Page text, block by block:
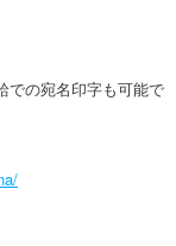
での宛名印字も可能で